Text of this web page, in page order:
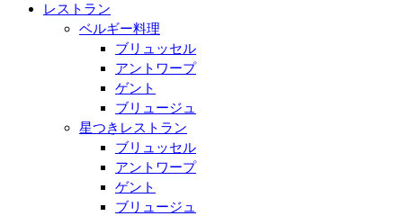
レストラン
ベルギー料理
ブリュッセル
アントワープ
ゲント
ブリュージュ
星つきレストラン
ブリュッセル
アントワープ
ゲント
ブリュージュ